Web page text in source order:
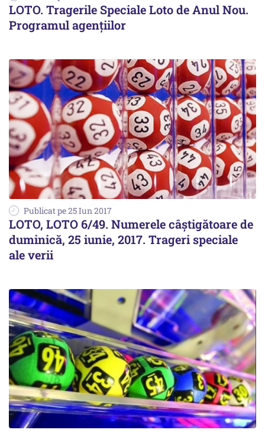
LOTO. Tragerile Speciale Loto de Anul Nou.
Programul agențiilor
Publicat pe 25 Iun 2017
LOTO, LOTO 6/49. Numerele câștigătoare de
duminică, 25 iunie, 2017. Trageri speciale
ale verii